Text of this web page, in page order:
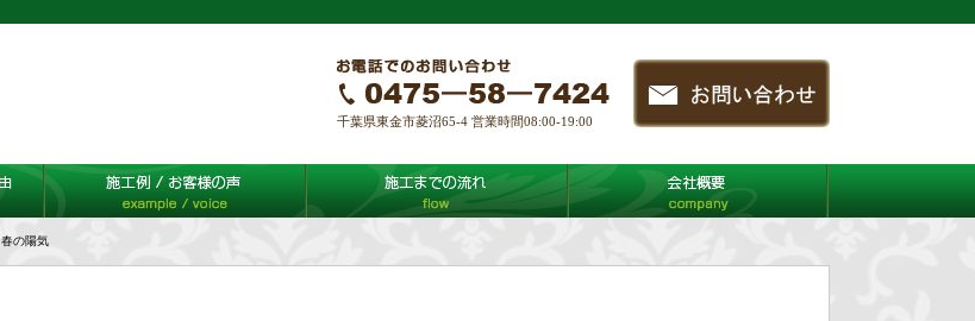
千葉県東金市菱沼65-4 営業時間08:00-19:00
春の陽気